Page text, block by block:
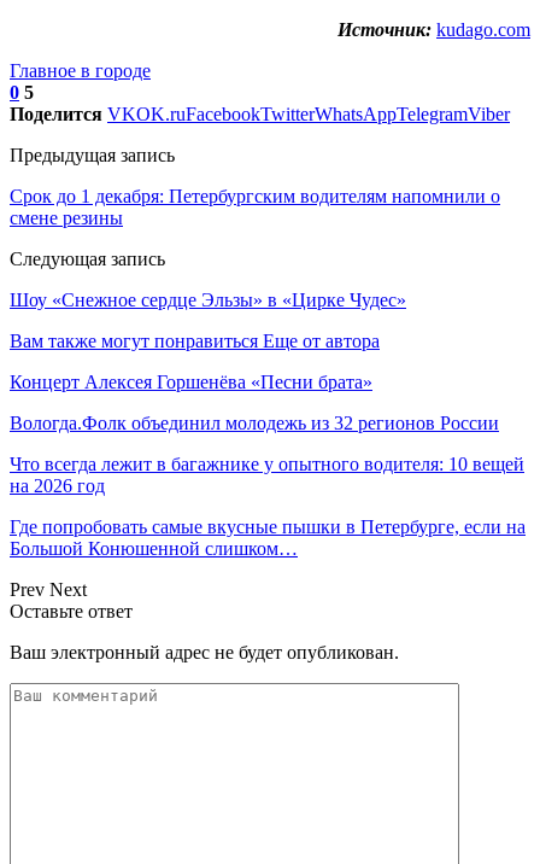
Источник: kudago.com
Главное в городе
0 5
Поделится VKOK.ruFacebookTwitterWhatsAppTelegramViber
Предыдущая запись
Срок до 1 декабря: Петербургским водителям напомнили о
смене резины
Следующая запись
Шоу «Снежное сердце Эльзы» в «Цирке Чудес»
Вам также могут понравиться Еще от автора
Концерт Алексея Горшенёва «Песни брата»
Вологда.Фолк объединил молодежь из 32 регионов России
Что всегда лежит в багажнике у опытного водителя: 10 вещей
на 2026 год
Где попробовать самые вкусные пышки в Петербурге, если на
Большой Конюшенной слишком…
Prev Next
Оставьте ответ
Ваш электронный адрес не будет опубликован.